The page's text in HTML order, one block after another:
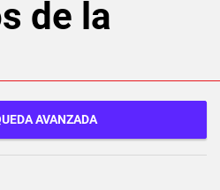
de la
AVANZADA